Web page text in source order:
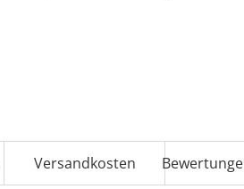
Versandkosten